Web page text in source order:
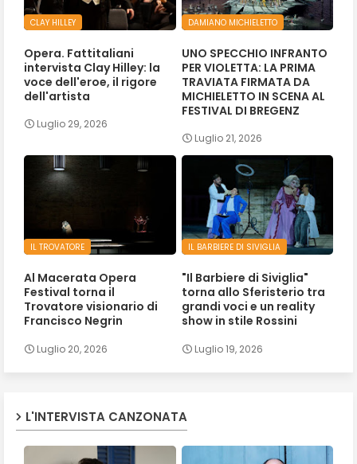
CLAY HILLEY
Opera. Fattitaliani
intervista Clay Hilley: la
voce dell'eroe, il rigore
dell'artista
Luglio 29, 2026
DAMIANO MICHIELETTO
UNO SPECCHIO INFRANTO
PER VIOLETTA: LA PRIMA
TRAVIATA FIRMATA DA
MICHIELETTO IN SCENA AL
FESTIVAL DI BREGENZ
Luglio 21, 2026
IL TROVATORE
Al Macerata Opera
Festival torna il
Trovatore visionario di
Francisco Negrin
Luglio 20, 2026
IL BARBIERE DI SIVIGLIA
"Il Barbiere di Siviglia"
torna allo Sferisterio tra
grandi voci e un reality
show in stile Rossini
Luglio 19, 2026
L'INTERVISTA CANZONATA